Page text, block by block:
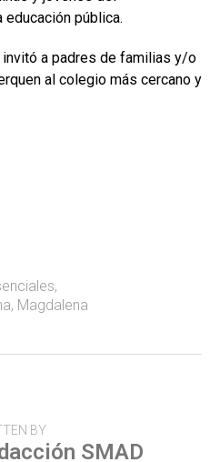
educación pública.
a padres de familias y/o
al colegio más cercano y
,
, Magdalena
BY
SMAD